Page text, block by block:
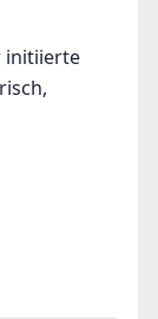
initiierte